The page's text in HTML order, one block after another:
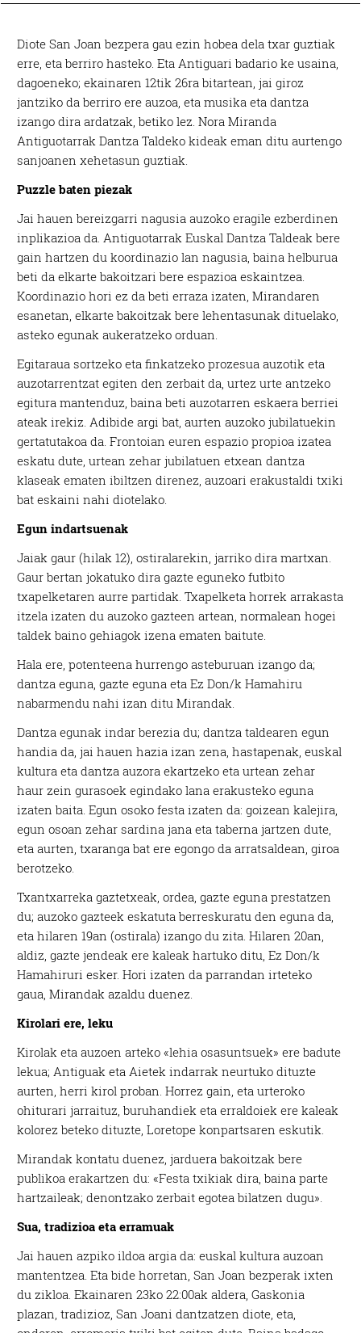
Diote San Joan bezpera gau ezin hobea dela txar guztiak
erre, eta berriro hasteko. Eta Antiguari badario ke usaina,
dagoeneko; ekainaren 12tik 26ra bitartean, jai giroz
jantziko da berriro ere auzoa, eta musika eta dantza
izango dira ardatzak, betiko lez. Nora Miranda
Antiguotarrak Dantza Taldeko kideak eman ditu aurtengo
sanjoanen xehetasun guztiak.
Puzzle baten piezak
Jai hauen bereizgarri nagusia auzoko eragile ezberdinen
inplikazioa da. Antiguotarrak Euskal Dantza Taldeak bere
gain hartzen du koordinazio lan nagusia, baina helburua
beti da elkarte bakoitzari bere espazioa eskaintzea.
Koordinazio hori ez da beti erraza izaten, Mirandaren
esanetan, elkarte bakoitzak bere lehentasunak dituelako,
asteko egunak aukeratzeko orduan.
Egitaraua sortzeko eta finkatzeko prozesua auzotik eta
auzotarrentzat egiten den zerbait da, urtez urte antzeko
egitura mantenduz, baina beti auzotarren eskaera berriei
ateak irekiz. Adibide argi bat, aurten auzoko jubilatuekin
gertatutakoa da. Frontoian euren espazio propioa izatea
eskatu dute, urtean zehar jubilatuen etxean dantza
klaseak ematen ibiltzen direnez, auzoari erakustaldi txiki
bat eskaini nahi diotelako.
Egun indartsuenak
Jaiak gaur (hilak 12), ostiralarekin, jarriko dira martxan.
Gaur bertan jokatuko dira gazte eguneko futbito
txapelketaren aurre partidak. Txapelketa horrek arrakasta
itzela izaten du auzoko gazteen artean, normalean hogei
taldek baino gehiagok izena ematen baitute.
Hala ere, potenteena hurrengo asteburuan izango da;
dantza eguna, gazte eguna eta Ez Don/k Hamahiru
nabarmendu nahi izan ditu Mirandak.
Dantza egunak indar berezia du; dantza taldearen egun
handia da, jai hauen hazia izan zena, hastapenak, euskal
kultura eta dantza auzora ekartzeko eta urtean zehar
haur zein gurasoek egindako lana erakusteko eguna
izaten baita. Egun osoko festa izaten da: goizean kalejira,
egun osoan zehar sardina jana eta taberna jartzen dute,
eta aurten, txaranga bat ere egongo da arratsaldean, giroa
berotzeko.
Txantxarreka gaztetxeak, ordea, gazte eguna prestatzen
du; auzoko gazteek eskatuta berreskuratu den eguna da,
eta hilaren 19an (ostirala) izango du zita. Hilaren 20an,
aldiz, gazte jendeak ere kaleak hartuko ditu, Ez Don/k
Hamahiruri esker. Hori izaten da parrandan irteteko
gaua, Mirandak azaldu duenez.
Kirolari ere, leku
Kirolak eta auzoen arteko «lehia osasuntsuek» ere badute
lekua; Antiguak eta Aietek indarrak neurtuko dituzte
aurten, herri kirol proban. Horrez gain, eta urteroko
ohiturari jarraituz, buruhandiek eta erraldoiek ere kaleak
kolorez beteko dituzte, Loretope konpartsaren eskutik.
Mirandak kontatu duenez, jarduera bakoitzak bere
publikoa erakartzen du: «Festa txikiak dira, baina parte
hartzaileak; denontzako zerbait egotea bilatzen dugu».
Sua, tradizioa eta erramuak
Jai hauen azpiko ildoa argia da: euskal kultura auzoan
mantentzea. Eta bide horretan, San Joan bezperak ixten
du zikloa. Ekainaren 23ko 22:00ak aldera, Gaskonia
plazan, tradizioz, San Joani dantzatzen diote, eta,